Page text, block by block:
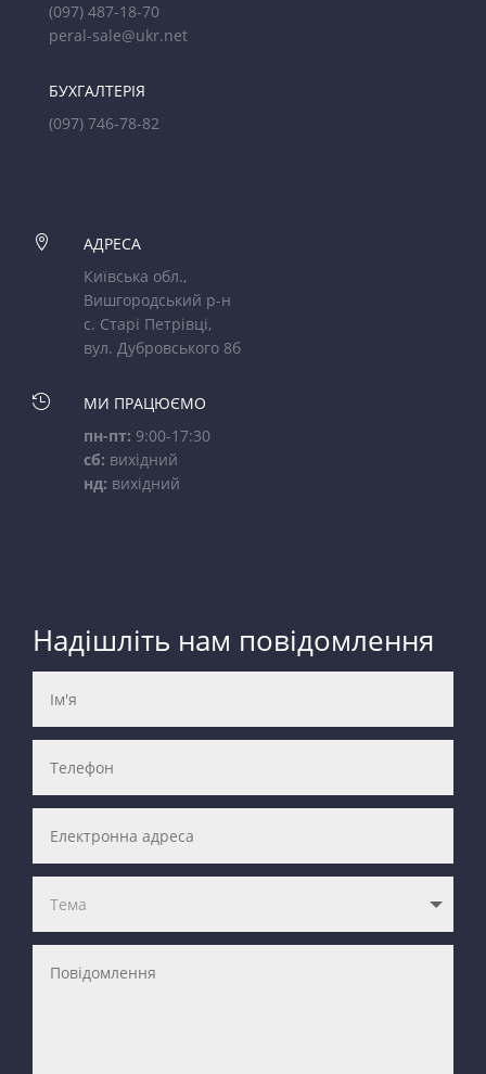
(097) 487-18-70
peral-sale@ukr.net
БУХГАЛТЕРІЯ
(097) 746-78-82

АДРЕСА
Київська обл.,
Вишгородський р-н
с. Старі Петрівці,
вул. Дубровського 8б

МИ ПРАЦЮЄМО
пн-пт: 9:00-17:30
сб: вихідний
нд: вихідний
Надішліть нам повідомлення